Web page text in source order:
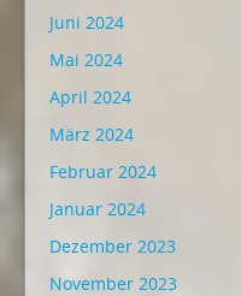
Juni 2024
Mai 2024
April 2024
März 2024
Februar 2024
Januar 2024
Dezember 2023
November 2023